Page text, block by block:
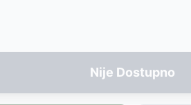
Nije Dostupno